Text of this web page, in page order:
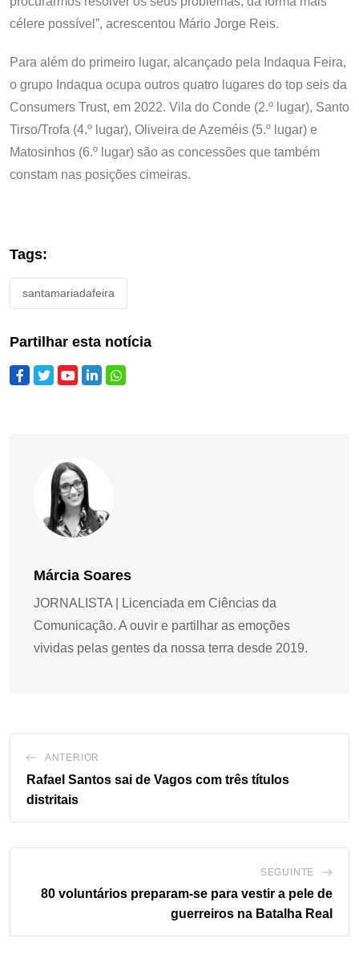
célere possível”, acrescentou Mário Jorge Reis.
Para além do primeiro lugar, alcançado pela Indaqua Feira,
o grupo Indaqua ocupa outros quatro lugares do top seis da
Consumers Trust, em 2022. Vila do Conde (2.º lugar), Santo
Tirso/Trofa (4.º lugar), Oliveira de Azeméis (5.º lugar) e
Matosinhos (6.º lugar) são as concessões que também
constam nas posições cimeiras.
Tags:
santamariadafeira
Partilhar esta notícia
Márcia Soares
JORNALISTA | Licenciada em Ciências da
Comunicação. A ouvir e partilhar as emoções
vividas pelas gentes da nossa terra desde 2019.
ANTERIOR
Rafael Santos sai de Vagos com três títulos
distritais
SEGUINTE
80 voluntários preparam-se para vestir a pele de
guerreiros na Batalha Real